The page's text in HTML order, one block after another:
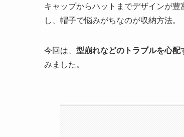
キャップからハットまでデザインが
し、帽子で悩みがちなのが収納方法。
今回は、 型崩れなどのトラブルを心配
みました。